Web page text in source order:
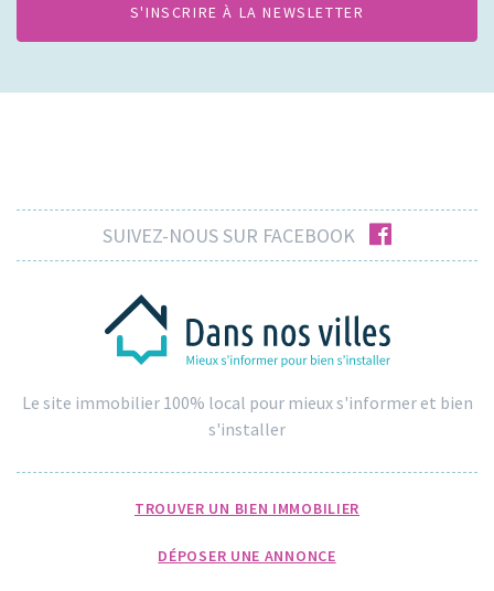
SUIVEZ-NOUS SUR FACEBOOK facebook
Le site immobilier 100% local pour mieux s'informer et bien
s'installer
TROUVER UN BIEN IMMOBILIER
DÉPOSER UNE ANNONCE